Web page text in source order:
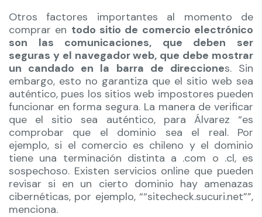
Otros factores importantes al momento de
comprar en todo sitio de comercio electrónico
son las comunicaciones, que deben ser
seguras y el navegador web, que debe mostrar
un candado en la barra de direcciones. Sin
embargo, esto no garantiza que el sitio web sea
auténtico, pues los sitios web impostores pueden
funcionar en forma segura. La manera de verificar
que el sitio sea auténtico, para Álvarez “es
comprobar que el dominio sea el real. Por
ejemplo, si el comercio es chileno y el dominio
tiene una terminación distinta a .com o .cl, es
sospechoso. Existen servicios online que pueden
revisar si en un cierto dominio hay amenazas
cibernéticas, por ejemplo, ““sitecheck.sucuri.net””,
menciona.